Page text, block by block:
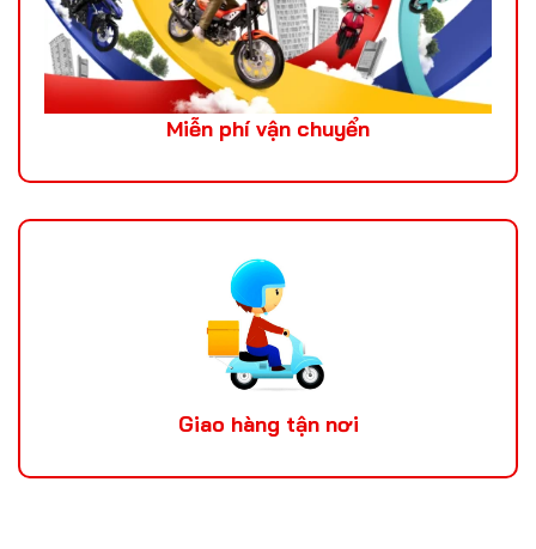
Miễn phí vận chuyển
Giao hàng tận nơi